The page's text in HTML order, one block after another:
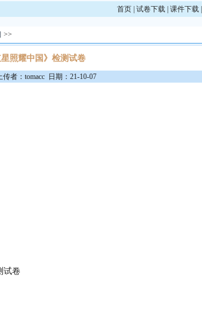
首页 试卷下载 课件下载
>>
星照耀中国》检测试卷
者：tomacc 日期：21-10-07
试卷